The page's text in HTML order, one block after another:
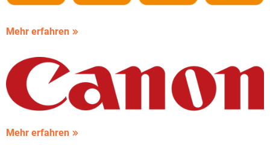
Mehr erfahren
Mehr erfahren